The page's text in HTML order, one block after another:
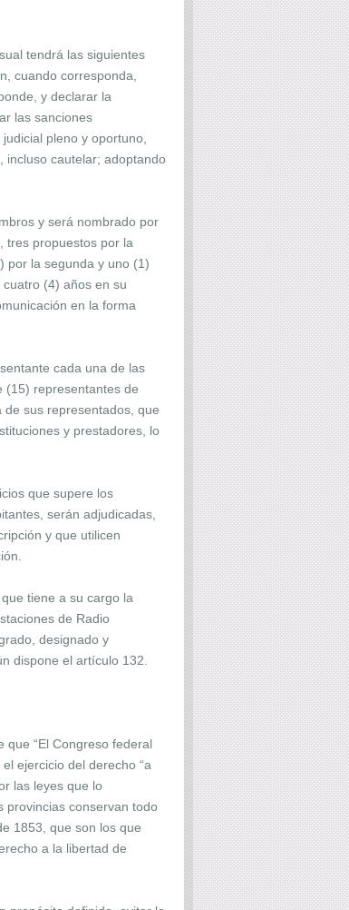
tendrá las siguientes
cuando corresponda,
y declarar la
las sanciones
pleno y oportuno,
incluso cautelar; adoptando
y será nombrado por
tres propuestos por la
por la segunda y uno (1)
(4) años en su
en la forma
cada una de las
(15) representantes de
sus representados, que
y prestadores, lo
que supere los
serán adjudicadas,
y que utilicen
tiene a su cargo la
de Radio
designado y
dispone el artículo 132.
“El Congreso federal
ejercicio del derecho “a
las leyes que lo
provincias conservan todo
1853, que son los que
a la libertad de